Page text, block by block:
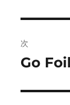
ビ
ゲ
ー
投
稿:
次
次
投
Go